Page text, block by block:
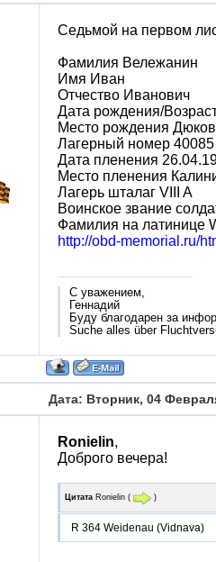
Седьмой на первом
Фамилия Вележанин
Имя Иван
Отчество Иванович
Дата рождения/
Место рождения
Лагерный номер 40085
Дата пленения
Место пленения
Лагерь шталаг VIII A
Воинское звание
Фамилия на латинице
http://obd-memorial.ru/
С уважением,
Геннадий
Буду благодарен за
Suche alles über
Дата: Вторник, 04
Ronielin,
Доброго вечера!
Цитата Ronielin ( )
R 364 Weidenau (Vidnava)